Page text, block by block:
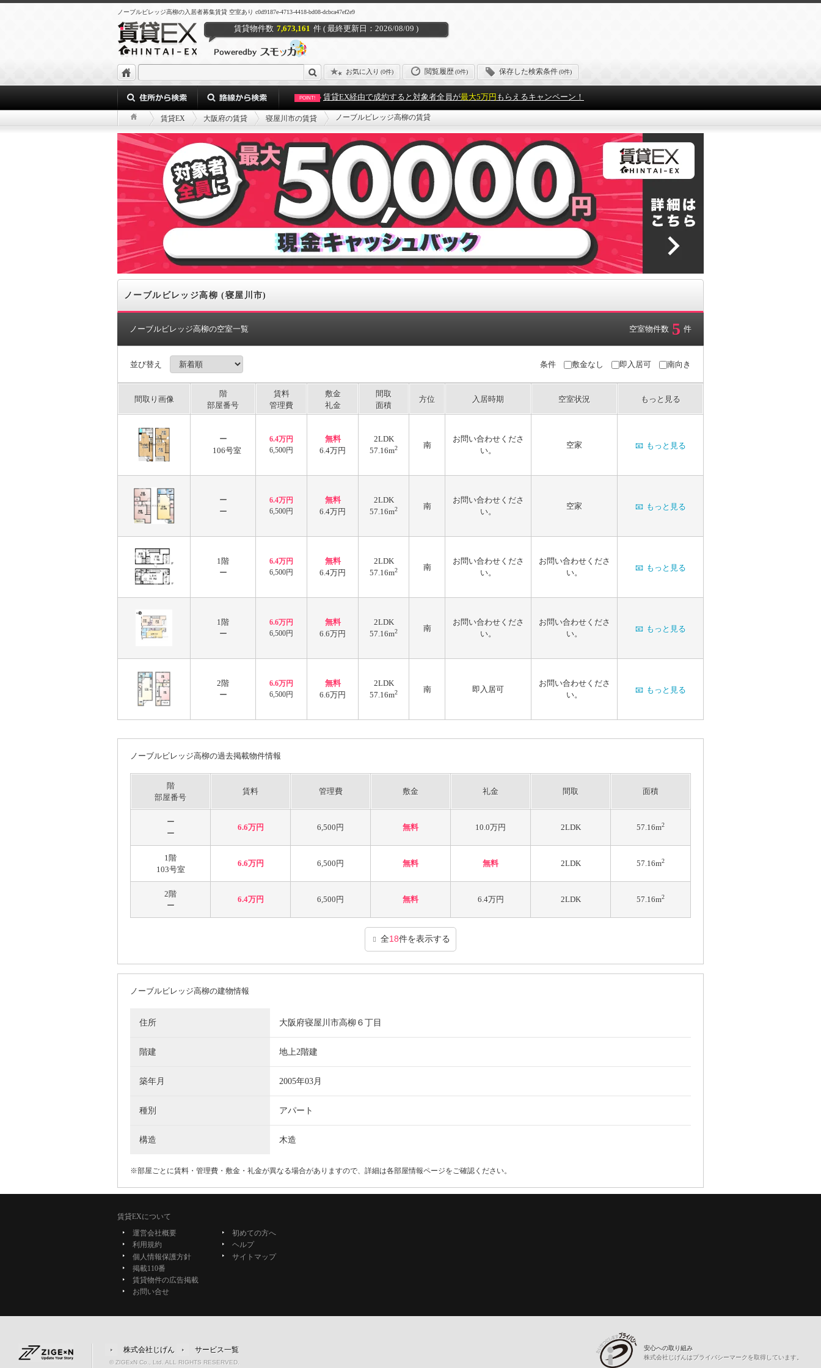
ノーブルビレッジ高柳の入居者募集賃貸 空室あり c0d9187e-4713-4418-bd08-dcbca47ef2e9
賃貸物件数 7,673,161 件 ( 最終更新日：2026/08/09 )
お気に入り (0件) 閲覧履歴(0件) 保存した検索条件(0件)
POINT! 賃貸EX経由で成約すると対象者全員が最大5万円 もらえるキャンペーン！
賃貸EX 大阪府の賃貸 寝屋川市の賃貸 ノーブルビレッジ高柳の賃貸
ノーブルビレッジ高柳 (寝屋川市)
ノーブルビレッジ高柳の空室一覧 空室物件数 5 件
並び替え 条件 敷金なし 即入居可 南向き
間取り画像
階
部屋番号
賃料
管理費
敷金
礼金
間取
面積
方位 入居時期 空室状況 もっと見る
ー
106号室
6.4万円
6,500円
無料
6.4万円
2LDK
57.16m2 南
お問い合わせくださ
い。
空家 📧 もっと見る
ー
ー
6.4万円
6,500円
無料
6.4万円
2LDK
57.16m2 南
お問い合わせくださ
い。
空家 📧 もっと見る
1階
ー
6.4万円
6,500円
無料
6.4万円
2LDK
57.16m2 南
お問い合わせくださ
い。
お問い合わせくださ
い。
📧 もっと見る
1階
ー
6.6万円
6,500円
無料
6.6万円
2LDK
57.16m2 南
お問い合わせくださ
い。
お問い合わせくださ
い。
📧 もっと見る
2階
ー
6.6万円
6,500円
無料
6.6万円
2LDK
57.16m2 南 即入居可
お問い合わせくださ
い。
📧 もっと見る
ノーブルビレッジ高柳の過去掲載物件情報
階
部屋番号
賃料 管理費 敷金 礼金 間取 面積
ー
ー
6.6万円 6,500円 無料 10.0万円 2LDK 57.16m2
1階
103号室
6.6万円 6,500円 無料 無料 2LDK 57.16m2
2階
ー
6.4万円 6,500円 無料 6.4万円 2LDK 57.16m2
全18件を表示する
ノーブルビレッジ高柳の建物情報
住所 大阪府寝屋川市高柳６丁目
階建 地上2階建
築年月 2005年03月
種別 アパート
構造 木造
※部屋ごとに賃料・管理費・敷金・礼金が異なる場合がありますので、詳細は各部屋情報ページをご確認ください。
賃貸EXについて
運営会社概要
利用規約
個人情報保護方針
掲載110番
賃貸物件の広告掲載
お問い合せ
初めての方へ
ヘルプ
サイトマップ
株式会社じげん サービス一覧
© ZIGExN Co., Ltd. ALL RIGHTS RESERVED.
安心への取り組み
株式会社じげんはプライバシーマークを取得しています。